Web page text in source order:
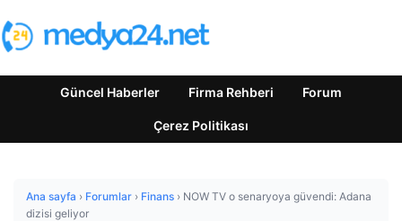
Güncel Haberler Firma Rehberi Forum
Çerez Politikası
Ana sayfa › Forumlar › Finans › NOW TV o senaryoya güvendi: Adana
dizisi geliyor